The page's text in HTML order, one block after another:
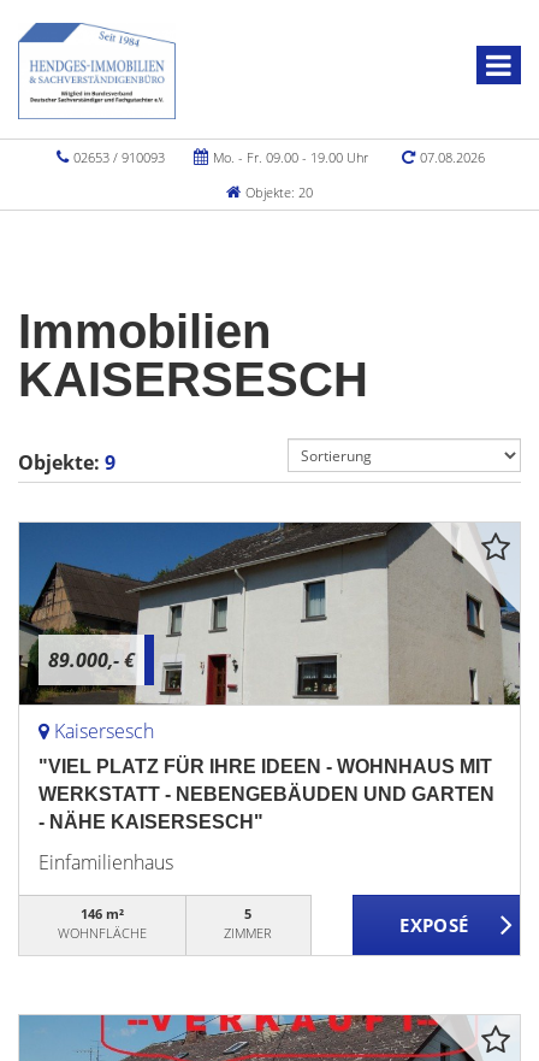
02653 / 910093 Mo. - Fr. 09.00 - 19.00 Uhr
07.08.2026
Objekte: 20
Immobilien
KAISERSESCH
Objekte: 9
89.000,- €
Kaisersesch
"VIEL PLATZ FÜR IHRE IDEEN - WOHNHAUS MIT
WERKSTATT - NEBENGEBÄUDEN UND GARTEN
- NÄHE KAISERSESCH"
Einfamilienhaus
146 m²
WOHNFLÄCHE
5
ZIMMER